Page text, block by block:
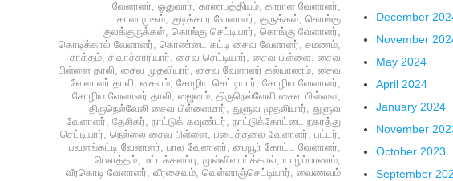
வேளாளர், ஓதுவார், காணபத்தியம், காராள வேளாளர்,
காளாமுகம், குடிக்கார வேளாளர், குருக்கள், கொங்கு
குலக்குருக்கள், கொங்கு செட்டியார், கொங்கு வேளாளர்,
கொடிக்கால் வேளாளர், கொண்டை கட்டி சைவ வேளாளர், சமணம்,
சாக்தம், சிவாச்சாரியார், சைவ செட்டியார், சைவ பிள்ளை, சைவ
பிள்ளை தாலி, சைவ முதலியார், சைவ வேளாளர் கல்யாணம், சைவ
வேளாளர் தாலி, சைவம், சோழிய செட்டியார், சோழிய வேளாளர்,
சோழிய வேளாளர் தாலி, ஜைனம், திருநெல்வேலி சைவ பிள்ளை,
திருநெல்வேலி சைவ பிள்ளைமார், துளுவ முதலியார், துளுவ
வேளாளர், தேசிகர், நாட்டுக் கவுண்டர், நாட்டுக்கோட்டை நகரத்து
செட்டியார், நெல்லை சைவ பிள்ளை, படைத்தலை வேளாளர், பட்டர்,
பவளங்கட்டி வேளாளர், பால வேளாளர், பையூர் கோட்ட வேளாளர்,
பௌத்தம், மட்டக்களப்பு, முள்ளிவாய்க்கால், யாழ்ப்பாணம்,
வீரகொடி வேளாளர், வீரசைவம், வெள்ளாஞ்செட்டியார், வைணவம்
December
November
May 2024
April 2024
January 2024
November
October 2023
September